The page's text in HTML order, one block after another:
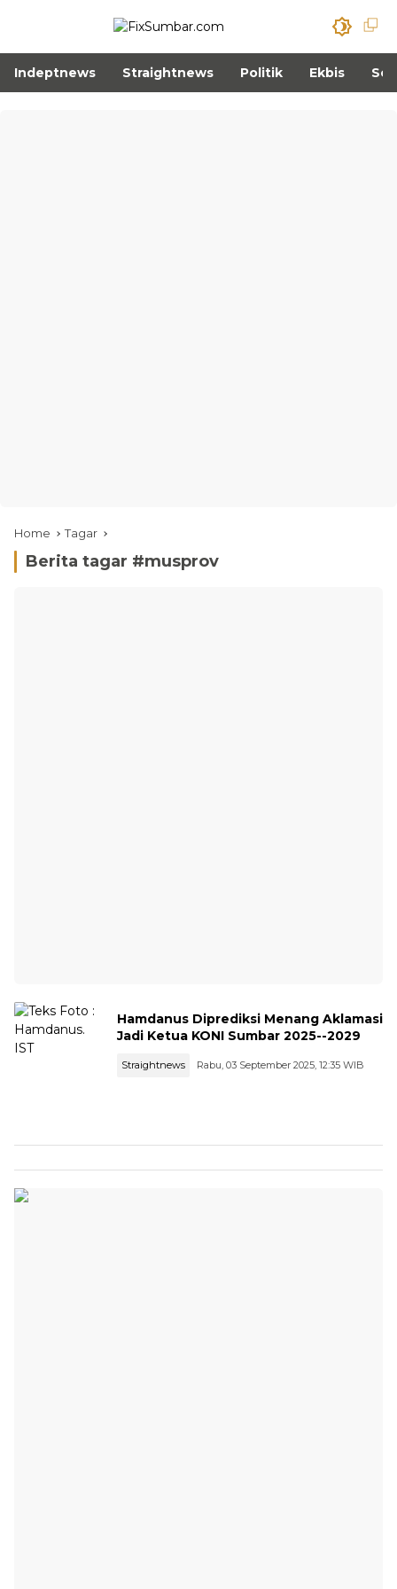
Indeptnews Straightnews Politik Ekbis
Home Tagar
Berita tagar #musprov
Hamdanus Diprediksi Menang Aklamasi
Jadi Ketua KONI Sumbar 2025--2029
Straightnews Rabu, 03 September 2025, 12:35 WIB